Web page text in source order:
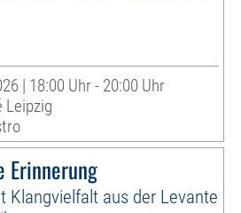
| 18:00 Uhr - 20:00 Uhr
Leipzig
Erinnerung
Klangvielfalt aus der Levante